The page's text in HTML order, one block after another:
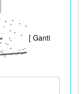
[ Ganti